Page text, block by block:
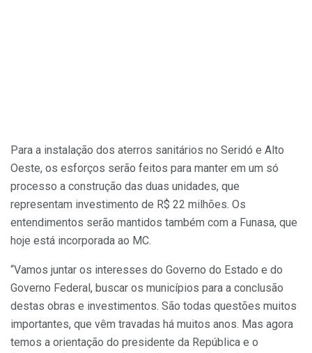
Para a instalação dos aterros sanitários no Seridó e Alto
Oeste, os esforços serão feitos para manter em um só
processo a construção das duas unidades, que
representam investimento de R$ 22 milhões. Os
entendimentos serão mantidos também com a Funasa, que
hoje está incorporada ao MC.
“Vamos juntar os interesses do Governo do Estado e do
Governo Federal, buscar os municípios para a conclusão
destas obras e investimentos. São todas questões muitos
importantes, que vêm travadas há muitos anos. Mas agora
temos a orientação do presidente da República e o